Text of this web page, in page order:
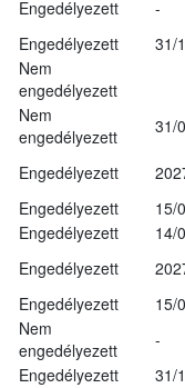
Engedélyezett
-
Engedélyezett
31/
Nem
engedélyezett
Nem
engedélyezett
31/
Engedélyezett
Engedélyezett
15/
Engedélyezett
14/
Engedélyezett
Engedélyezett
15/
Nem
engedélyezett
-
Engedélyezett
31/